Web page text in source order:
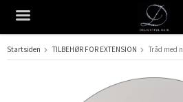
Produktet har blitt lagt til i
Startsiden TILBEHØR FOR EXTENSION Tråd med